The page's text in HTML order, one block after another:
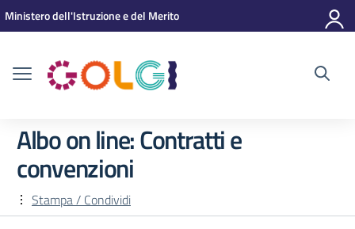
Vai ai contenuti
Vai al menu di navigazione
Vai al footer
Ministero dell'Istruzione e del Merito
Albo on line:Contratti e
convenzioni
Stampa / Condividi